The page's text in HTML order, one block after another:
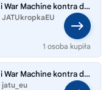
LEGO Marvel Iron Man i War Machine kontra drony Hammera 76320
JATUkropkaEU
1 osoba kupiła
LEGO Marvel Iron Man i War Machine kontra drony Hammera 76320
jatu_eu